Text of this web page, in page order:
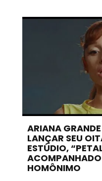
ARIANA
LANÇAR SEU
ESTÚDIO,
ACOMPANHADO
HOMÔNIMO